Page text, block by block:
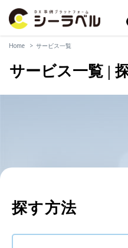
Home サービス一覧
サービス一覧 |
探す方法